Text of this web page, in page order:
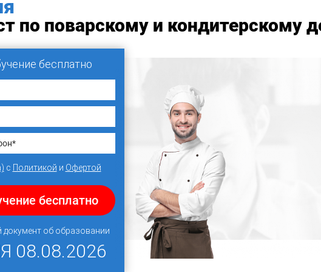
по поварскому и кондитерскому
бесплатно
с Политикой и Офертой
бесплатно
об образовании
08.08.2026